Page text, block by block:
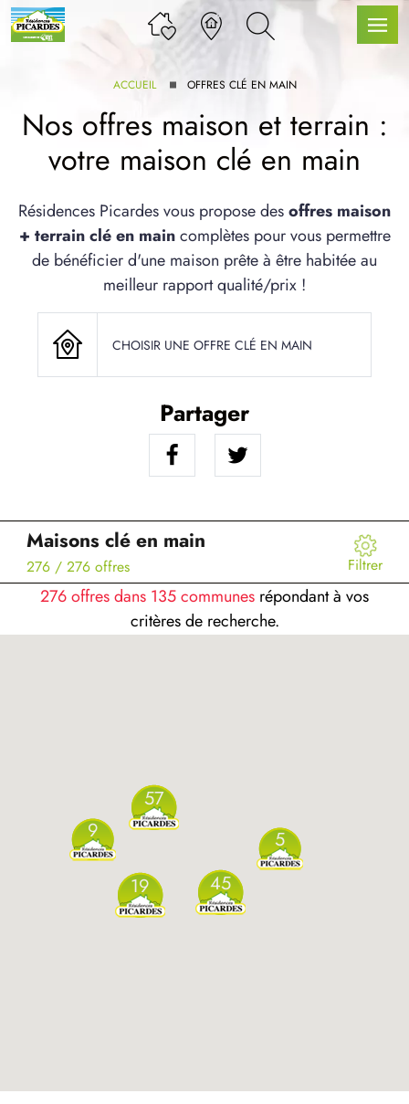
GAMME
SERVICE BDL EXTENSION
ARTICLES
ACCUEIL OFFRES CLÉ EN MAIN
Nos offres maison et terrain :
votre maison clé en main
Résidences Picardes vous propose desoffres maison
+ terrain clé en maincomplètes pour vous permettre
de bénéficier d'une maison prête à être habitée au
meilleur rapport qualité/prix !
CHOISIR UNE OFFRE CLÉ EN MAIN
Partager
Maisons clé en main
276 / 276 offres Filtrer
276 offres dans 135 communes répondant à vos
critères de recherche.
45
19
9
57
5